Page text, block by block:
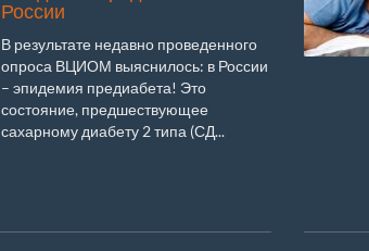
России
В результате недавно проведенного
опроса ВЦИОМ выяснилось: в России
– эпидемия предиабета! Это
состояние, предшествующее
сахарному диабету 2 типа (СД...